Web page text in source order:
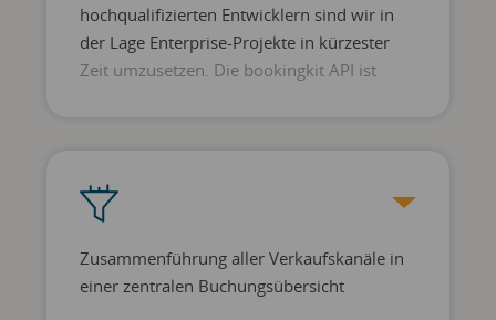
hochqualifizierten Entwicklern sind wir in
der Lage Enterprise-Projekte in kürzester
Zeit umzusetzen. Die bookingkit API ist
entstehen technische und gestalterische
Freiräume sowie messbare Synergieeffekte.
Zusammenführung aller Verkaufskanäle in
einer zentralen Buchungsübersicht